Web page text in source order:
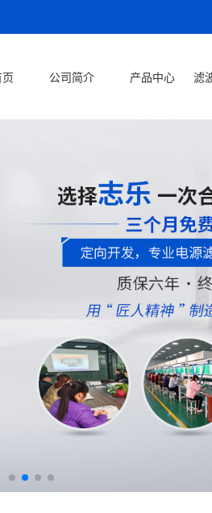
公司简介 产品中心 滤